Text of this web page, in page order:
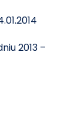
2013 –